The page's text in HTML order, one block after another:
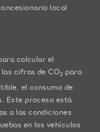
local
calcular el
cifras de CO2 para
el consumo de
Este proceso está
a las condiciones
en los vehículos